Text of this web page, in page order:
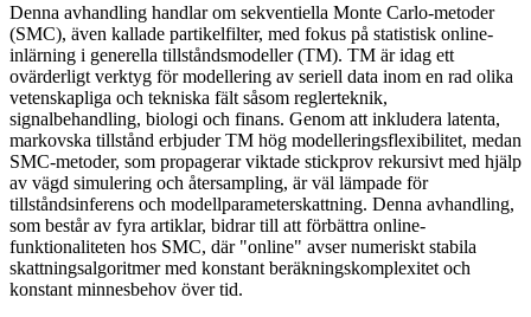
Denna avhandling handlar om sekventiella Monte Carlo-metoder
(SMC), även kallade partikelfilter, med fokus på statistisk online-
inlärning i generella tillståndsmodeller (TM). TM är idag ett
ovärderligt verktyg för modellering av seriell data inom en rad olika
vetenskapliga och tekniska fält såsom reglerteknik,
signalbehandling, biologi och finans. Genom att inkludera latenta,
markovska tillstånd erbjuder TM hög modelleringsflexibilitet, medan
SMC-metoder, som propagerar viktade stickprov rekursivt med hjälp
av vägd simulering och återsampling, är väl lämpade för
tillståndsinferens och modellparameterskattning. Denna avhandling,
som består av fyra artiklar, bidrar till att förbättra online-
funktionaliteten hos SMC, där "online" avser numeriskt stabila
skattningsalgoritmer med konstant beräkningskomplexitet och
konstant minnesbehov över tid.